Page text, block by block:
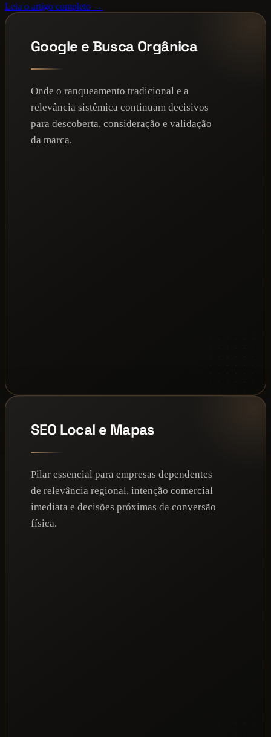
Leia o artigo completo →
Google e Busca Orgânica
Onde o ranqueamento tradicional e a
relevância sistêmica continuam decisivos
para descoberta, consideração e validação
da marca.
SEO Local e Mapas
Pilar essencial para empresas dependentes
de relevância regional, intenção comercial
imediata e decisões próximas da conversão
física.